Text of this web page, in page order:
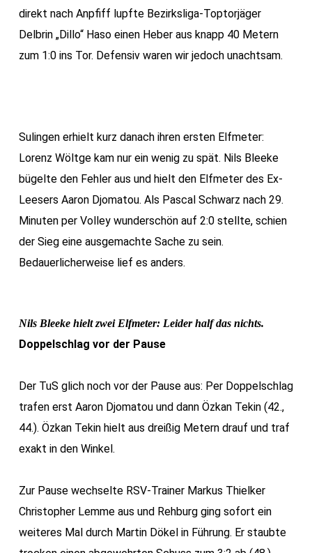
direkt nach Anpfiff lupfte Bezirksliga-Toptorjäger
Delbrin „Dillo“ Haso einen Heber aus knapp 40 Metern
zum 1:0 ins Tor. Defensiv waren wir jedoch unachtsam.
Sulingen erhielt kurz danach ihren ersten Elfmeter:
Lorenz Wöltge kam nur ein wenig zu spät. Nils Bleeke
bügelte den Fehler aus und hielt den Elfmeter des Ex-
Leesers Aaron Djomatou. Als Pascal Schwarz nach 29.
Minuten per Volley wunderschön auf 2:0 stellte, schien
der Sieg eine ausgemachte Sache zu sein.
Bedauerlicherweise lief es anders.
Nils Bleeke hielt zwei Elfmeter: Leider half das nichts.
Doppelschlag vor der Pause
Der TuS glich noch vor der Pause aus: Per Doppelschlag
trafen erst Aaron Djomatou und dann Özkan Tekin (42.,
44.). Özkan Tekin hielt aus dreißig Metern drauf und traf
exakt in den Winkel.
Zur Pause wechselte RSV-Trainer Markus Thielker
Christopher Lemme aus und Rehburg ging sofort ein
weiteres Mal durch Martin Dökel in Führung. Er staubte